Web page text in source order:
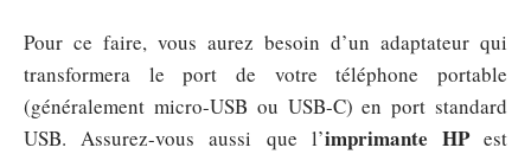
Pour ce faire, vous aurez besoin d’un adaptateur qui
transformera le port de votre téléphone portable
(généralement micro-USB ou USB-C) en port standard
USB. Assurez-vous aussi que l’imprimante HPest